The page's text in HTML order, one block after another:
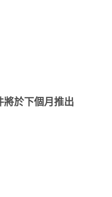
將於下個月推出